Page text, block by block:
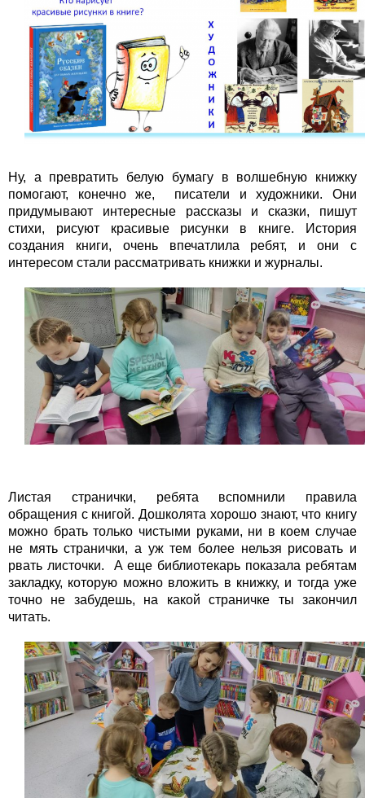
Ну, а превратить белую бумагу в волшебную книжку
помогают, конечно же, писатели и художники. Они
придумывают интересные рассказы и сказки, пишут
стихи, рисуют красивые рисунки в книге. История
создания книги, очень впечатлила ребят, и они с
интересом стали рассматривать книжки и журналы.
Листая странички, ребята вспомнили правила
обращения с книгой. Дошколята хорошо знают, что книгу
можно брать только чистыми руками, ни в коем случае
не мять странички, а уж тем более нельзя рисовать и
рвать листочки. А еще библиотекарь показала ребятам
закладку, которую можно вложить в книжку, и тогда уже
точно не забудешь, на какой страничке ты закончил
читать.